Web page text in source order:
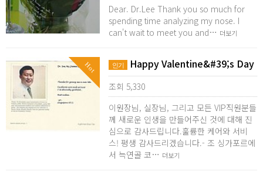
Dear. Dr.Lee Thank you so much for
spending time analyzing my nose. I
can't wait to meet you and… 더보기
Hot 인기 Happy Valentine&#39;s Day
조회 5,330
이원장님, 실장님, 그리고 모든 VIP직원분들
께 새로운 인생을 만들어주신 것에 대해 진
심으로 감사드립니다.훌륭한 케어와 서비
스! 평생 감사드리겠습니다.- 조 싱가포르에
서 늑연골 코… 더보기